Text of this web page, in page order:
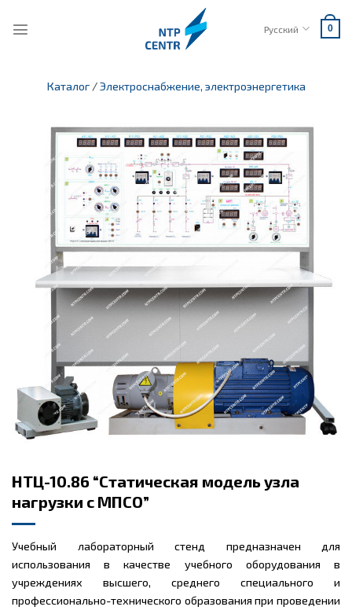
Русский 0
Каталог /Электроснабжение, электроэнергетика
НТЦ-10.86 “Статическая модель узла
нагрузки с МПСО”
Учебный лабораторный стенд предназначен для
использования в качестве учебного оборудования в
учреждениях высшего, среднего специального и
профессионально-технического образования при проведении